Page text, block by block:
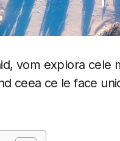
5
vom explora cele
ceea ce le face